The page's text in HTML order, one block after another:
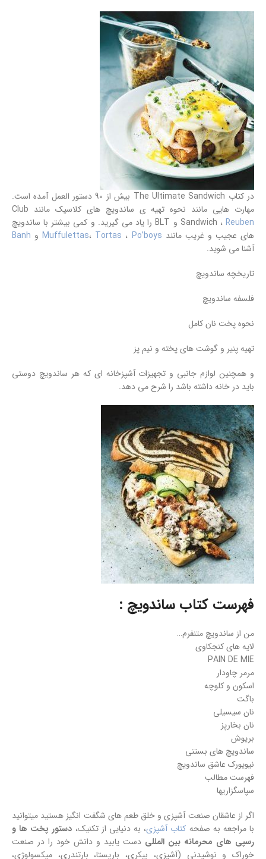
در کتاب The Ultimate Sandwich بیش از 90 دستور العمل آمده است.
مهارت هایی مانند نحوه تهیه ی ساندویچ های کلاسیک مانند Club
Sandwich ،Reuben
و BLT را یاد می گیرید. و کمی بیشتر با ساندویچ
های عجیب و غریب مانند
Muffulettas، Tortas ، Po’boys و Banh
آشنا می شوید.
تاریخچه ساندویچ
فلسفه ساندویچ
نحوه پخت نان کامل
تهیه پنیر و گوشت های پخته و نیم پز
و همچنین لوازم جانبی و تجهیزات آشپزخانه ای که هر ساندویچ دوستی
باید در خانه داشته باشد را شرح می دهد.
فهرست کتاب ساندویچ :
من از ساندویچ متنفرم…
لایه های کنجکاوی
PAIN DE MIE
مرمر چاودار
اسکون و کلوچه
باگت
نان سیسیلی
نان بخارپز
بریوش
ساندویچ های بستنی
نیویورک عاشق ساندویچ
فهرست مطالب
سپاسگزاریها
اگر از عاشقان صنعت آشپزی و خلق طعم های شگفت انگیز هستید میتوانید
با مراجعه به صفحه کتاب آشپزی، به دنیایی از تکنیک، دستور پخت ها و
رسپی های محرمانه بین المللی دست یابید و دانش خود را در صنعت
خوراک و نوشیدنی (آشپزی، بیکری، باریستا، بارتندری، میکسولوژی،